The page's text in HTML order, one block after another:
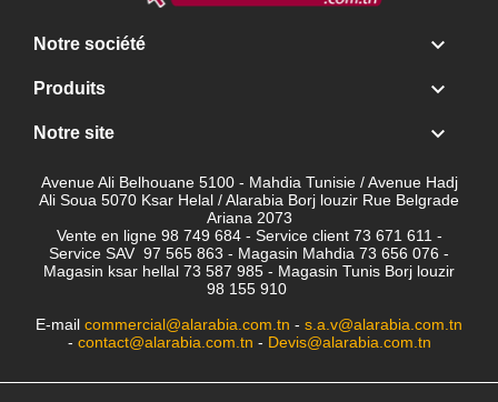
Notre société 
Produits 
Notre site 
Avenue Ali Belhouane 5100 - Mahdia Tunisie / Avenue Hadj
Ali Soua 5070 Ksar Helal / Alarabia Borj louzir Rue Belgrade
Ariana 2073
Vente en ligne 98 749 684 - Service client 73 671 611 -
Service SAV 97 565 863 - Magasin Mahdia 73 656 076 -
Magasin ksar hellal 73 587 985 - Magasin Tunis Borj louzir
98 155 910
E-mail commercial@alarabia.com.tn - s.a.v@alarabia.com.tn
- contact@alarabia.com.tn - Devis@alarabia.com.tn